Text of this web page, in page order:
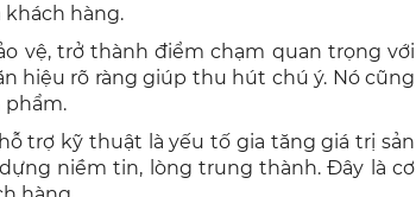
hàng.
vệ, trở thành điểm chạm quan trọng với
hiệu rõ ràng giúp thu hút chú ý. Nó cũng
phẩm.
trợ kỹ thuật là yếu tố gia tăng giá trị sản
niềm tin, lòng trung thành. Đây là cơ